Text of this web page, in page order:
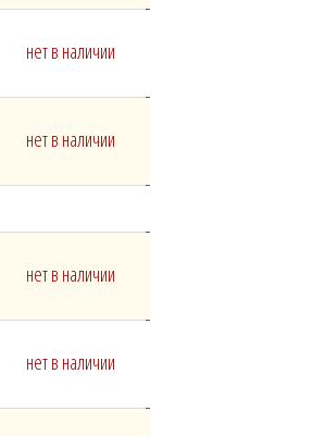
нет в наличии
нет в наличии
нет в наличии
нет в наличии